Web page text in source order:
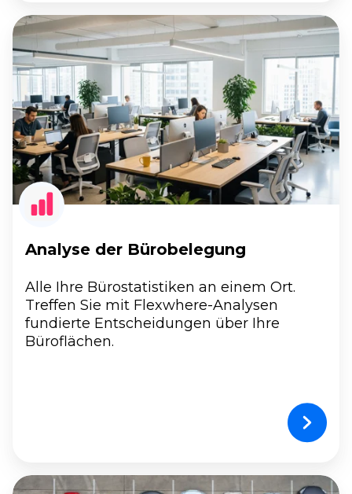
Analyse
der
Bürobelegung
Analyse der Bürobelegung
Alle Ihre Bürostatistiken an einem Ort.
Treffen Sie mit Flexwhere-Analysen
fundierte Entscheidungen über Ihre
Büroflächen.
Parkraummanagement